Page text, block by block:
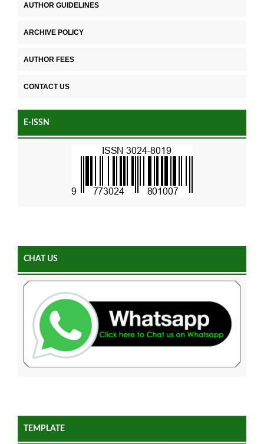
AUTHOR GUIDELINES
ARCHIVE POLICY
AUTHOR FEES
CONTACT US
E-ISSN
CHAT US
TEMPLATE